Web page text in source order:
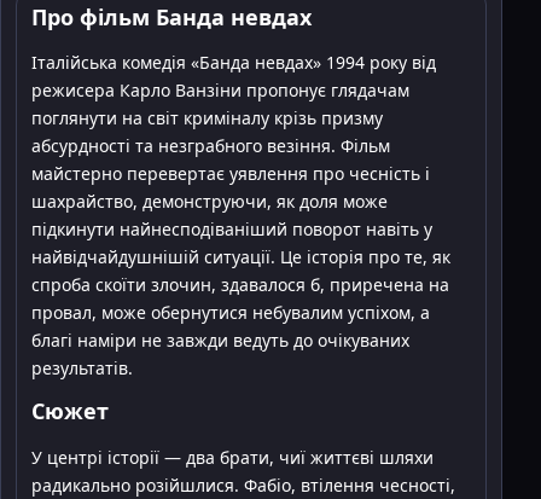
Про фільм Банда невдах
Італійська комедія «Банда невдах» 1994 року від
режисера Карло Ванзіни пропонує глядачам
поглянути на світ криміналу крізь призму
абсурдності та незграбного везіння. Фільм
майстерно перевертає уявлення про чесність і
шахрайство, демонструючи, як доля може
підкинути найнесподіваніший поворот навіть у
найвідчайдушнішій ситуації. Це історія про те, як
спроба скоїти злочин, здавалося б, приречена на
провал, може обернутися небувалим успіхом, а
благі наміри не завжди ведуть до очікуваних
результатів.
Сюжет
У центрі історії — два брати, чиї життєві шляхи
радикально розійшлися. Фабіо, втілення чесності,